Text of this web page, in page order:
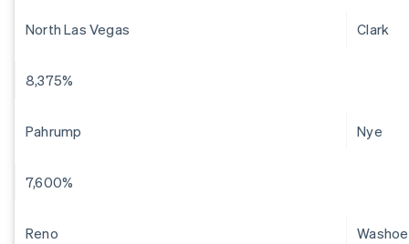
North Las Vegas Clark
8,375%
Pahrump Nye
7,600%
Reno Washoe